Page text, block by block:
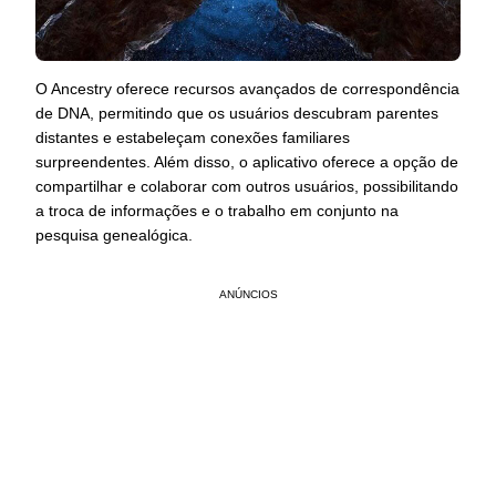
O Ancestry oferece recursos avançados de correspondência
de DNA, permitindo que os usuários descubram parentes
distantes e estabeleçam conexões familiares
surpreendentes. Além disso, o aplicativo oferece a opção de
compartilhar e colaborar com outros usuários, possibilitando
a troca de informações e o trabalho em conjunto na
pesquisa genealógica.
ANÚNCIOS